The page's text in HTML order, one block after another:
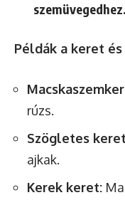
szemüvegedhez.
Példák a keret és
rúzs.
Szögletes
ajkak.
Kerek keret: